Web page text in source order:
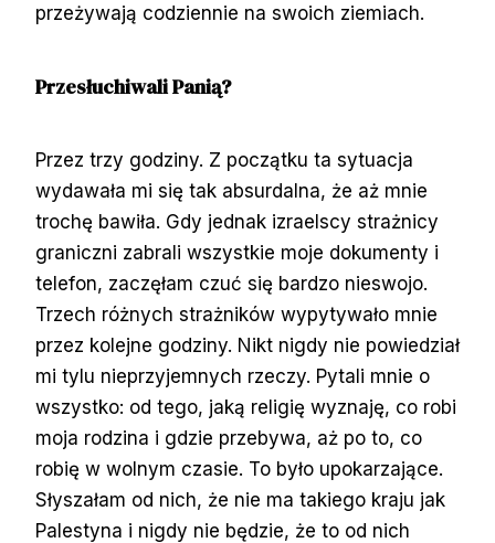
przeżywają codziennie na swoich ziemiach.
Przesłuchiwali Panią?
Przez trzy godziny. Z początku ta sytuacja
wydawała mi się tak absurdalna, że aż mnie
trochę bawiła. Gdy jednak izraelscy strażnicy
graniczni zabrali wszystkie moje dokumenty i
telefon, zaczęłam czuć się bardzo nieswojo.
Trzech różnych strażników wypytywało mnie
przez kolejne godziny. Nikt nigdy nie powiedział
mi tylu nieprzyjemnych rzeczy. Pytali mnie o
wszystko: od tego, jaką religię wyznaję, co robi
moja rodzina i gdzie przebywa, aż po to, co
robię w wolnym czasie. To było upokarzające.
Słyszałam od nich, że nie ma takiego kraju jak
Palestyna i nigdy nie będzie, że to od nich